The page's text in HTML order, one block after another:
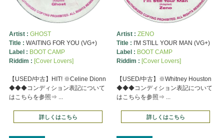
Artist : GHOST
Title : WAITING FOR YOU (VG+)
Label : BOOT CAMP
Riddim : [Cover Lovers]
【USED/中古】HIT! ※Celine Dionn
◆◆◆コンディション表記について
はこちらを参照⇒ ...
詳しくはこちら
Artist : ZENO
Title : I'M STILL YOUR MAN (VG+)
Label : BOOT CAMP
Riddim : [Cover Lovers]
【USED/中古】※Whitney Houston
◆◆◆コンディション表記について
はこちらを参照⇒ ...
詳しくはこちら